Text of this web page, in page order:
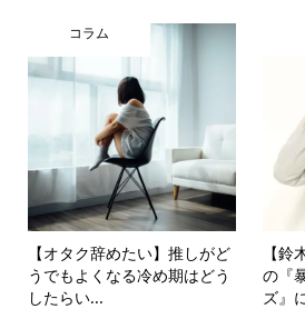
コラム
【オタク辞めたい】推しがど
うでもよくなる冷め期はどう
したらい...
【
の『
ズ』